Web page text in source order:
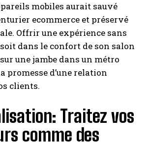
mobiles aurait sauvé
ecommerce et préservé
Offrir une expérience sans
soit dans le confort de son salon
une jambe dans un métro
promesse d’une relation
clients.
Traitez vos
comme des